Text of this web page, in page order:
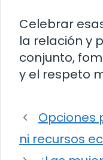
Celebrar
la relación y
conjunto,
y el respeto
Opciones
ni recursos